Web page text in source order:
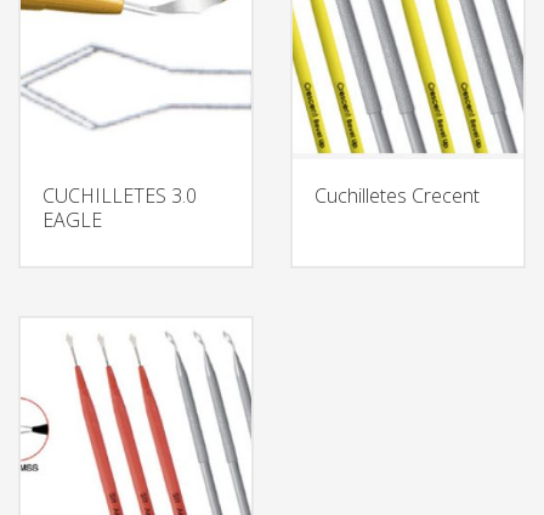
CUCHILLETES 3.0
EAGLE
Cuchilletes Crecent